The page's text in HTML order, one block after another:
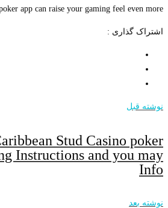
app can raise your gaming feel even more.
اشتراک گذاری :
نوشته قبل
Stud Casino poker
Instructions and you may
Info
نوشته بعد